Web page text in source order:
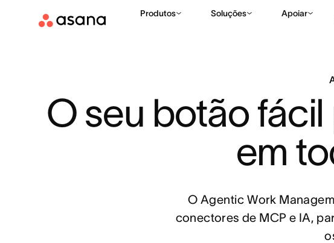
Produtos Soluções Apoiar
O seu botão
em
O Agentic Work
conectores de MCP e IA,